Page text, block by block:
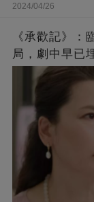
2024/04/26
《承歡記》：
局，劇中早已